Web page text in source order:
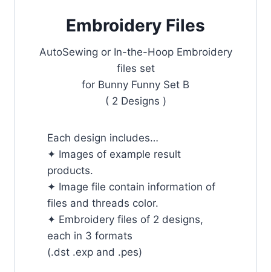
Embroidery Files
AutoSewing or In-the-Hoop Embroidery
files set
for Bunny Funny Set B
( 2 Designs )
Each design includes…
✦ Images of example result
products.
✦ Image file contain information of
files and threads color.
✦ Embroidery files of 2 designs,
each in 3 formats
(.dst .exp and .pes)